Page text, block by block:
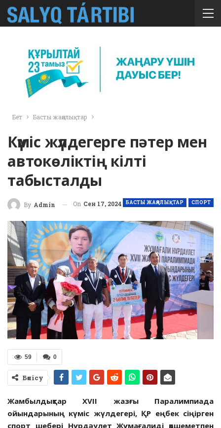
Бет Басты жаңалықтар
Күміс жүлдегерге пәтер мен
автокөліктің кілті
табысталды
БАСТЫ ЖАҢАЛЫҚТАР СПОРТ
By Admin On Сен 17, 2024
0
59
Бөлісу
Жамбылдықтар XVII жазғы Паралимпиада
ойындарының күміс жүлдегері, ҚР еңбек сіңірген
спорт шебері Нұрдәулет Жұмағалиді қошеметпен